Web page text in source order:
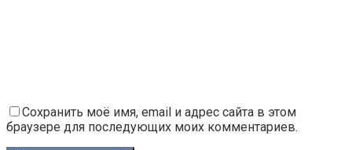
Сохранить моё имя, email и адрес сайта в этом
браузере для последующих моих комментариев.